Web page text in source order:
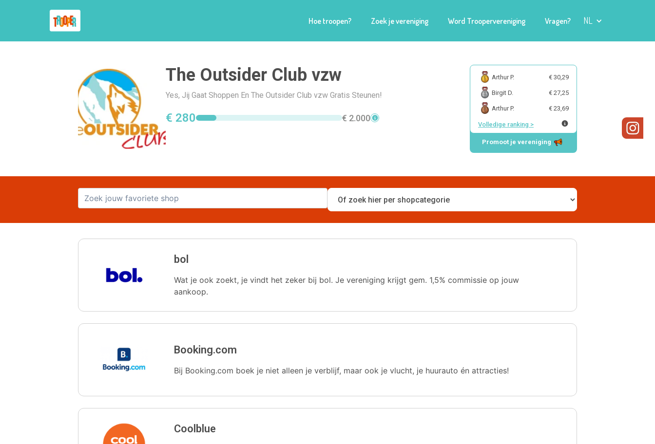
Hoe troopen? Zoek je vereniging Word Troopervereniging Vragen? NL
The Outsider Club vzw
Yes, Jij Gaat Shoppen En The Outsider Club vzw Gratis Steunen!
€ 280 € 2.000
Arthur P. € 30,29
Birgit D. € 27,25
Arthur P. € 23,69
Volledige ranking >
Promoot je vereniging
bol
Wat je ook zoekt, je vindt het zeker bij bol. Je vereniging krijgt gem. 1,5% commissie op jouw
aankoop.
Booking.com
Bij Booking.com boek je niet alleen je verblijf, maar ook je vlucht, je huurauto én attracties!
Coolblue